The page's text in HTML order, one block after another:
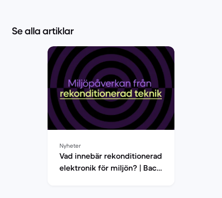
Se alla artiklar
Nyheter
Vad innebär rekonditionerad
elektronik för miljön? | Back